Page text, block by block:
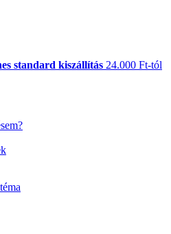
standard kiszállítás 24.000 Ft-tól